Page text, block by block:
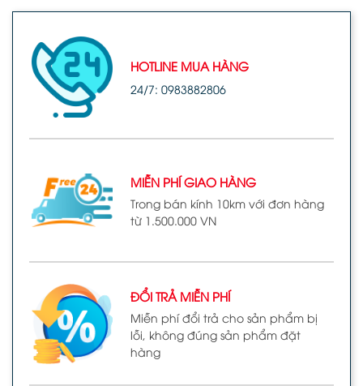
HOTLINE MUA HÀNG
24/7: 0983882806
MIỄN PHÍ GIAO HÀNG
Trong bán kính 10km với đơn hàng
từ 1.500.000 VN
ĐỔI TRẢ MIỄN PHÍ
Miễn phí đổi trả cho sản phẩm bị
lỗi, không đúng sản phẩm đặt
hàng